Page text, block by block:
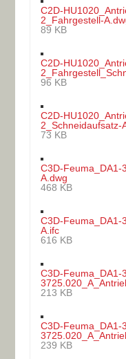
C2D-
2_Fahrgestell-
89 KB
C2D-
96 KB
C2D-
2_Schneidaufsatz-
73 KB
C3D-Feuma_DA1-
A.dwg
468 KB
C3D-Feuma_DA1-
A.ifc
616 KB
C3D-Feuma_DA1-
213 KB
C3D-Feuma_DA1-
239 KB